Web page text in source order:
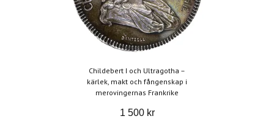
Childebert I och Ultragotha –
kärlek, makt och fångenskap i
merovingernas Frankrike
1 500 kr